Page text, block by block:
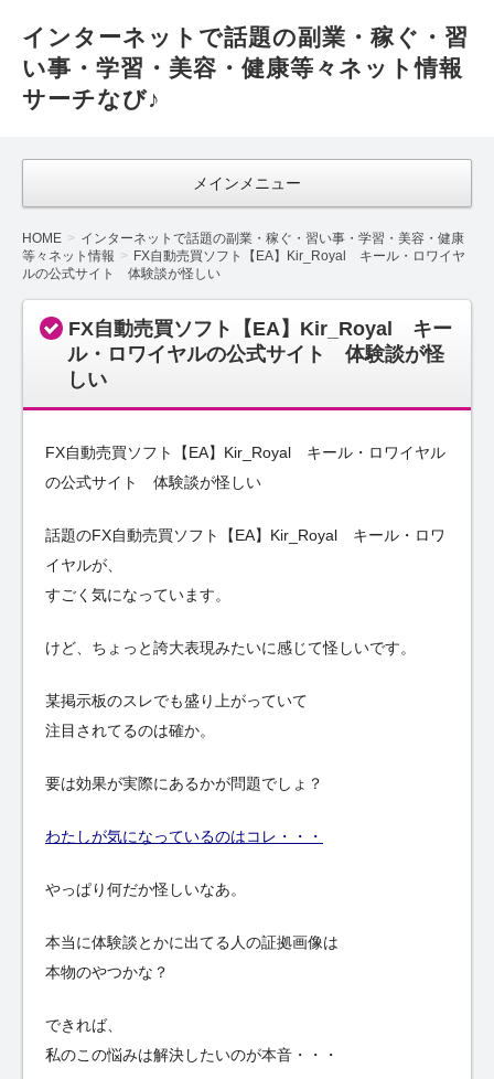
インターネットで話題の副業・稼ぐ・習
い事・学習・美容・健康等々ネット情報
サーチなび♪
メインメニュー
HOME
インターネットで話題の副業・稼ぐ・習い事・学習・美容・健康
等々ネット情報
FX自動売買ソフト【EA】Kir_Royal キール・ロワイヤ
ルの公式サイト 体験談が怪しい
FX自動売買ソフト【EA】Kir_Royal キー
ル・ロワイヤルの公式サイト 体験談が怪
しい
FX自動売買ソフト【EA】Kir_Royal キール・ロワイヤル
の公式サイト 体験談が怪しい
話題のFX自動売買ソフト【EA】Kir_Royal キール・ロワ
イヤルが、
すごく気になっています。
けど、ちょっと誇大表現みたいに感じて怪しいです。
某掲示板のスレでも盛り上がっていて
注目されてるのは確か。
要は効果が実際にあるかが問題でしょ？
わたしが気になっているのはコレ・・・
やっぱり何だか怪しいなあ。
本当に体験談とかに出てる人の証拠画像は
本物のやつかな？
できれば、
私のこの悩みは解決したいのが本音・・・